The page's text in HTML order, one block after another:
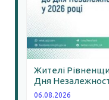
Жителі
Дня
06.08.2026